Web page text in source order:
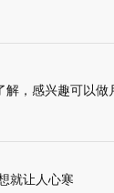
，感兴趣可以做
就让人心寒